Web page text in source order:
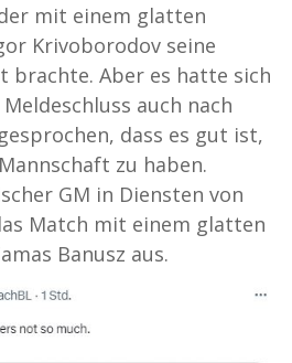
mit einem glatten
Krivoborodov seine
brachte. Aber es hatte sich
auch nach
dass es gut ist,
zu haben.
GM in Diensten von
Match mit einem glatten
Banusz aus.